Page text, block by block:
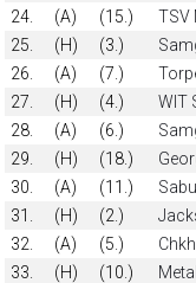
24.
(A) (15.) TSV
25.
(H) (3.)
26.
(A) (7.)
27.
(H) (4.) WIT
28.
(A) (6.)
29.
(H) (18.)
30.
(A) (11.)
31.
(H) (2.)
32.
(A) (5.)
33.
(H) (10.)